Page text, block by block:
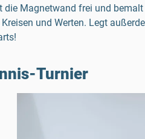
Magnetwand frei und
und Werten. Legt
Turnier